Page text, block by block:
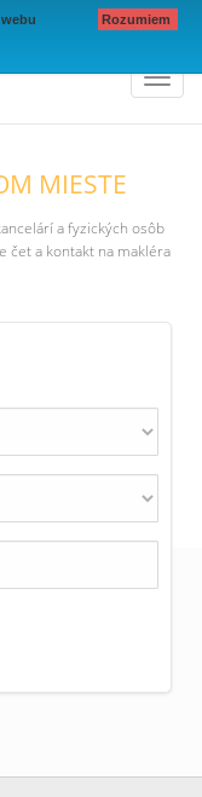
Rozumiem
MIESTE
a fyzických osôb
čet a kontakt na makléra